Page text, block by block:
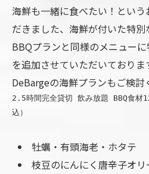
海鮮も一緒に食べたい！とい
だきました、海鮮が付いた特
BBQプランと同様のメニュー
を追加させていただいており
DeBargeの海鮮プランもご検討
2.5時間完全貸切 飲み放題 BBQ食材
込）
牡蠣・有頭海老・ホタテ
枝豆のにんにく唐辛子オリ